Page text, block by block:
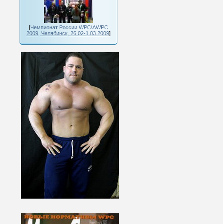
[Чемпионат России WPC\AWPC
2009, Челябинск, 26.02-1.03.2009]